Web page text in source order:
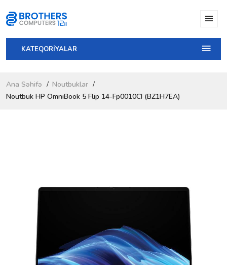
KATEQORİYALAR
Ana Səhifə
Noutbuklar
Noutbuk HP OmniBook 5 Flip 14-Fp0010CI (BZ1H7EA)